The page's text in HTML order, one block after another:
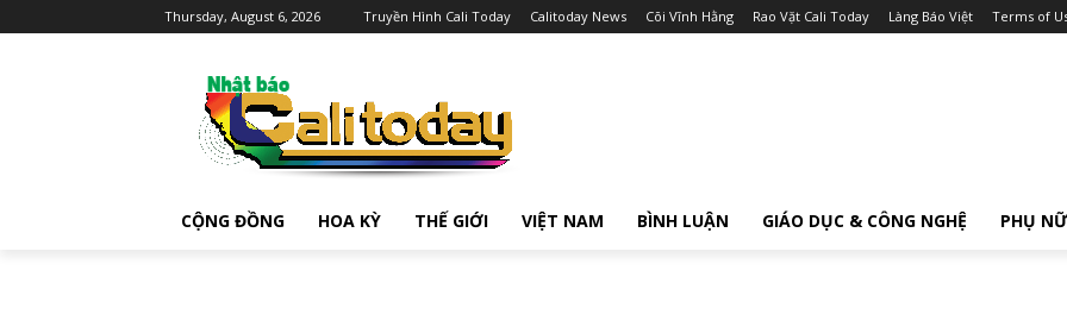
Thursday, August 6, 2026 Truyền Hình Cali Today Calitoday News Cõi Vĩnh Hằng Rao Vặt Cali Today Làng Báo Việt Terms of
CỘNG ĐỒNG HOA KỲ THẾ GIỚI VIỆT NAM BÌNH LUẬN GIÁO DỤC & CÔNG NGHỆ PHỤ NỮ